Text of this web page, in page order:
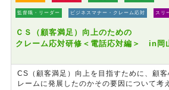
監督職・リーダー ビジネスマナー・クレーム応対 スリ
ＣＳ（顧客満足）向上のための
クレーム応対研修＜電話応対編＞ in岡
CS（顧客満足）向上を目指すために、顧
レームに発展したのかその要因について考